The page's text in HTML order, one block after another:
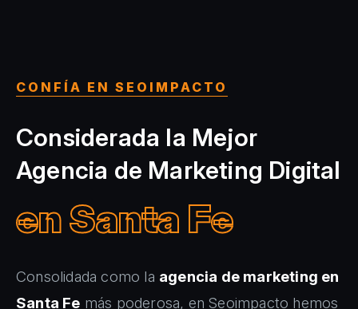
CONFÍA EN SEOIMPACTO
Considerada la Mejor
Agencia de Marketing Digital
en Santa Fe
Consolidada como la agencia de marketing en
Santa Fe más poderosa, en Seoimpacto hemos